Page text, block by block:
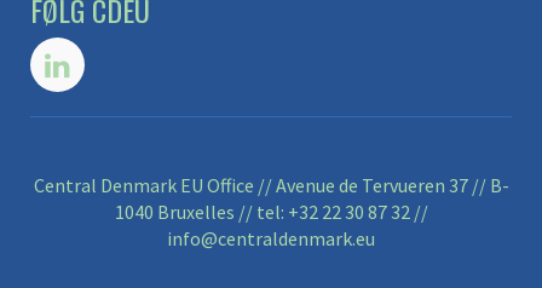
FØLG CDEU
Central Denmark EU Office // Avenue de Tervueren 37 // B-
1040 Bruxelles // tel: +32 22 30 87 32//
info@centraldenmark.eu